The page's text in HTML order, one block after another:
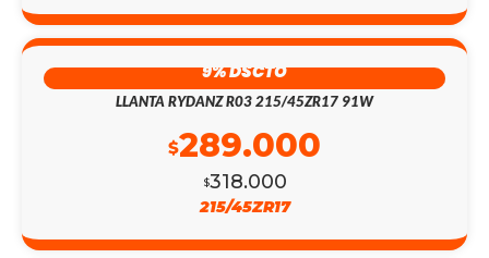
9% DSCTO
LLANTA RYDANZ R03 215/45ZR17 91W
$318.000
$289.000
215/45ZR17